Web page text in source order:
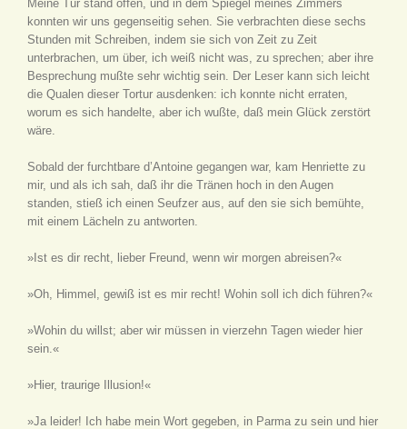
Meine Tür stand offen, und in dem Spiegel meines Zimmers
konnten wir uns gegenseitig sehen. Sie verbrachten diese sechs
Stunden mit Schreiben, indem sie sich von Zeit zu Zeit
unterbrachen, um über, ich weiß nicht was, zu sprechen; aber ihre
Besprechung mußte sehr wichtig sein. Der Leser kann sich leicht
die Qualen dieser Tortur ausdenken: ich konnte nicht erraten,
worum es sich handelte, aber ich wußte, daß mein Glück zerstört
wäre.
Sobald der furchtbare d’Antoine gegangen war, kam Henriette zu
mir, und als ich sah, daß ihr die Tränen hoch in den Augen
standen, stieß ich einen Seufzer aus, auf den sie sich bemühte,
mit einem Lächeln zu antworten.
»Ist es dir recht, lieber Freund, wenn wir morgen abreisen?«
»Oh, Himmel, gewiß ist es mir recht! Wohin soll ich dich führen?«
»Wohin du willst; aber wir müssen in vierzehn Tagen wieder hier
sein.«
»Hier, traurige Illusion!«
»Ja leider! Ich habe mein Wort gegeben, in Parma zu sein und hier